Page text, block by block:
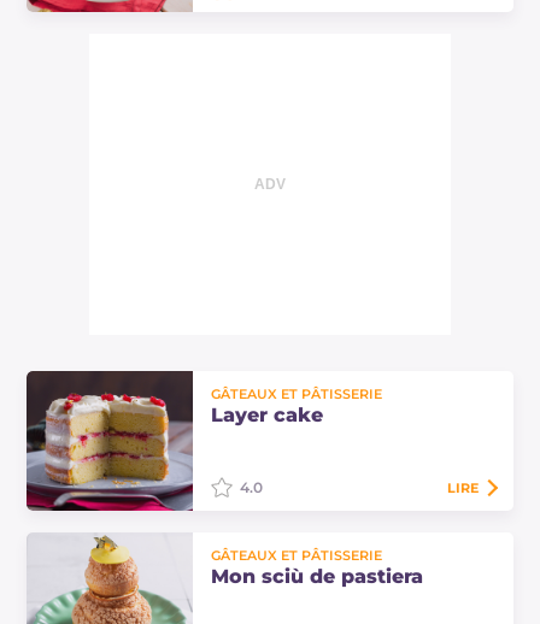
GÂTEAUX ET PÂTISSERIE
Layer cake
Le layer cake est un gâteau à
étages, parfait pour toutes les
occasions. À l'intérieur, vous
4.0 LIRE
GÂTEAUX ET PÂTISSERIE
Mon sciù de pastiera